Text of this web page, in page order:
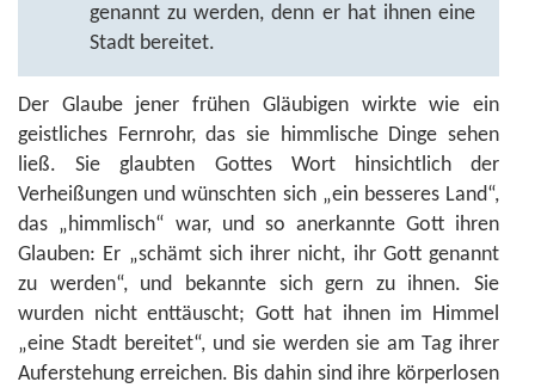
genannt zu werden, denn er hat ihnen eine
Stadt bereitet.
Der Glaube jener frühen Gläubigen wirkte wie ein
geistliches Fernrohr, das sie himmlische Dinge sehen
ließ. Sie glaubten Gottes Wort hinsichtlich der
Verheißungen und wünschten sich „ein besseres Land“,
das „himmlisch“ war, und so anerkannte Gott ihren
Glauben: Er „schämt sich ihrer nicht, ihr Gott genannt
zu werden“, und bekannte sich gern zu ihnen. Sie
wurden nicht enttäuscht; Gott hat ihnen im Himmel
„eine Stadt bereitet“, und sie werden sie am Tag ihrer
Auferstehung erreichen. Bis dahin sind ihre körperlosen